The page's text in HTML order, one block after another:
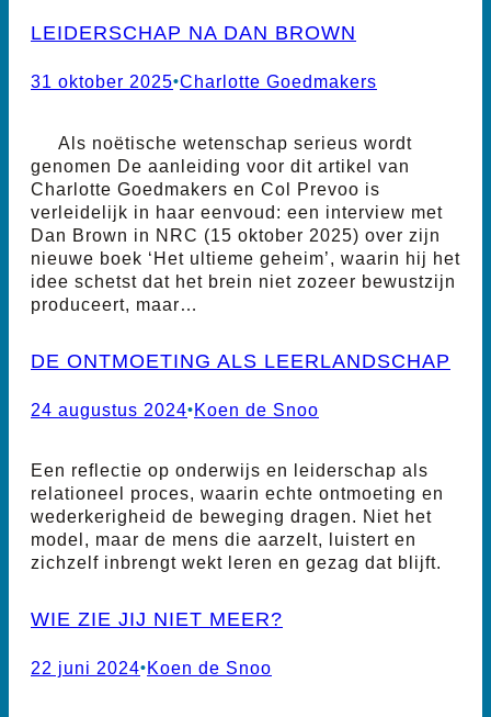
LEIDERSCHAP NA DAN BROWN
31 oktober 2025•Charlotte Goedmakers
Als noëtische wetenschap serieus wordt
genomen De aanleiding voor dit artikel van
Charlotte Goedmakers en Col Prevoo is
verleidelijk in haar eenvoud: een interview met
Dan Brown in NRC (15 oktober 2025) over zijn
nieuwe boek ‘Het ultieme geheim’, waarin hij het
idee schetst dat het brein niet zozeer bewustzijn
produceert, maar…
DE ONTMOETING ALS LEERLANDSCHAP
24 augustus 2024•Koen de Snoo
Een reflectie op onderwijs en leiderschap als
relationeel proces, waarin echte ontmoeting en
wederkerigheid de beweging dragen. Niet het
model, maar de mens die aarzelt, luistert en
zichzelf inbrengt wekt leren en gezag dat blijft.
WIE ZIE JIJ NIET MEER?
22 juni 2024•Koen de Snoo